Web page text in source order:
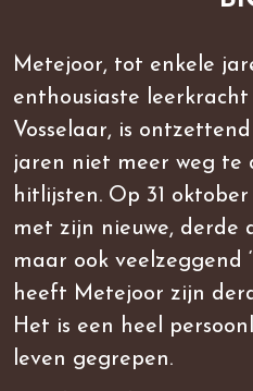
Metejoor, tot enkele
enthousiaste leerkracht
Vosselaar, is
jaren niet meer weg te
hitlijsten. Op 31
met zijn nieuwe, derde
maar ook veelzeggend
heeft Metejoor zijn
Het is een heel
leven gegrepen.